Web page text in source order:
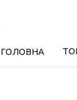
ГОЛОВНА